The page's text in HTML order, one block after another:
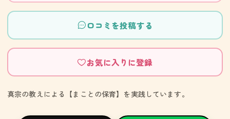
口コミを投稿する
お気に入りに登録
真宗の教えによる【まことの保育】を実践しています。